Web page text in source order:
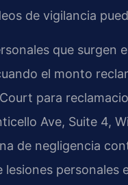
de vigilancia
que surgen
el monto
para
Ave, Suite 4,
de negligencia
personales